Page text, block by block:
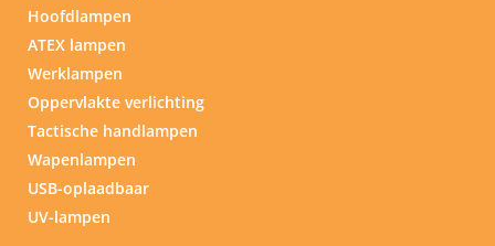
Hoofdlampen
ATEX lampen
Werklampen
Oppervlakte verlichting
Tactische handlampen
Wapenlampen
USB-oplaadbaar
UV-lampen